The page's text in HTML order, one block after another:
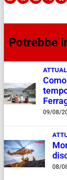
Potrebbe
09/08/
08/